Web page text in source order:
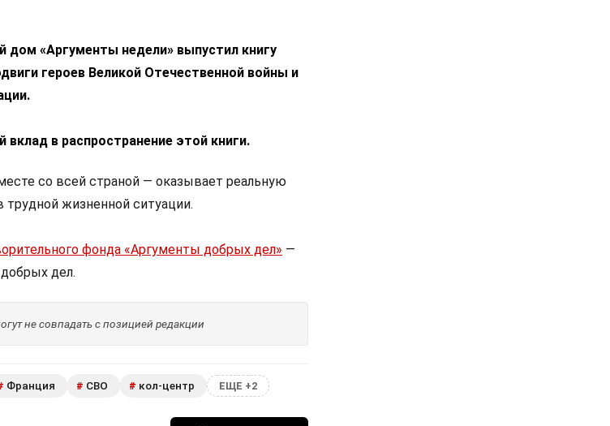
«Аргументы недели» выпустил книгу
героев Великой Отечественной войны и
в распространение этой книги.
со всей страной — оказывает реальную
жизненной ситуации.
фонда «Аргументы добрых дел» —
дел.
не совпадать с позицией редакции
Франция # СВО # кол-центр ЕЩЕ +2